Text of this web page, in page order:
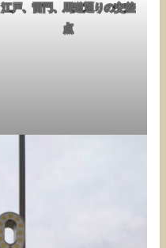
江戸、雷門、馬道通りの交差
点